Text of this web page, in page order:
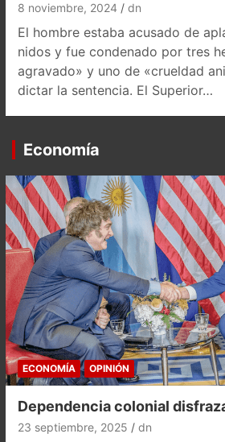
8 noviembre, 2024 dn
El hombre estaba acusado de
nidos y fue condenado por tres
agravado» y uno de «crueldad
dictar la sentencia. El Superior…
Economía
ECONOMÍA OPINIÓN
Dependencia colonial
23 septiembre, 2025 dn